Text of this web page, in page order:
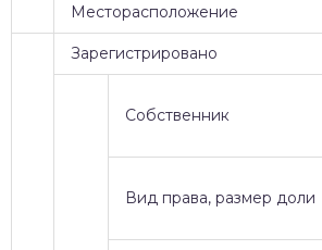
Месторасположение
Зарегистрировано
Собственник
Вид права, размер доли